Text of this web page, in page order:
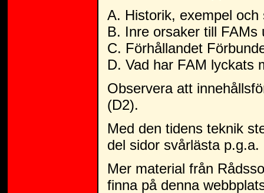
A. Historik, exempel och
B. Inre orsaker till FAMs
C. Förhållandet
D. Vad har FAM lyckats
Observera att
(D2).
Med den tidens teknik
del sidor svårlästa
Mer material från
finna på denna